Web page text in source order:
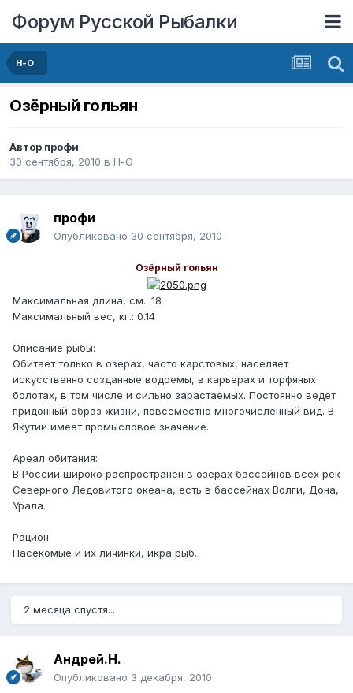
Форум Русской Рыбалки
Н-О
Озёрный гольян
Автор профи
30 сентября, 2010 в Н-О
профи
Опубликовано 30 сентября, 2010
Озёрный гольян
Максимальная длина, см.: 18
Максимальный вес, кг.: 0.14
Описание рыбы:
Обитает только в озерах, часто карстовых, населяет
искусственно созданные водоемы, в карьерах и торфяных
болотах, в том числе и сильно зарастаемых. Постоянно ведет
придонный образ жизни, повсеместно многочисленный вид. В
Якутии имеет промысловое значение.
Ареал обитания:
В России широко распространен в озерах бассейнов всех рек
Северного Ледовитого океана, есть в бассейнах Волги, Дона,
Урала.
Рацион:
Насекомые и их личинки, икра рыб.
2 месяца спустя...
Андрей.Н.
Опубликовано 3 декабря, 2010